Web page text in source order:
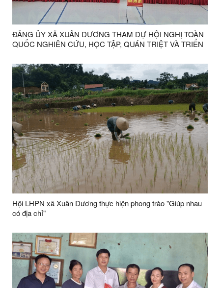
ĐẢNG ỦY XÃ XUÂN DƯƠNG THAM DỰ HỘI NGHỊ TOÀN
QUỐC NGHIÊN CỨU, HỌC TẬP, QUÁN TRIỆT VÀ TRIỂN
BAN CHẤP HÀNH TRUNG ƯƠNG ĐẢNG KHÓA XIV
Hội LHPN xã Xuân Dương thực hiện phong trào "Giúp nhau
có địa chỉ"